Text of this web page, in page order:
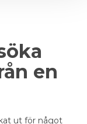
en
ut för något